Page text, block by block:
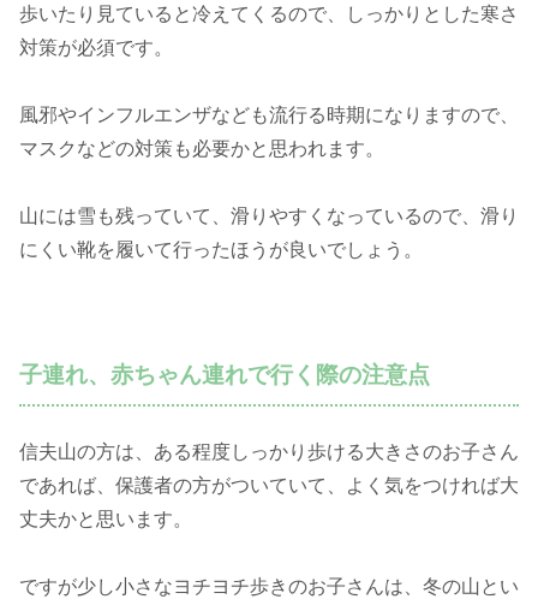
歩いたり見ていると冷えてくるので、しっかりとした寒さ
対策が必須です。
風邪やインフルエンザなども流行る時期になりますので、
マスクなどの対策も必要かと思われます。
山には雪も残っていて、滑りやすくなっているので、滑り
にくい靴を履いて行ったほうが良いでしょう。
子連れ、赤ちゃん連れで行く際の注意点
信夫山の方は、ある程度しっかり歩ける大きさのお子さん
であれば、保護者の方がついていて、よく気をつければ大
丈夫かと思います。
ですが少し小さなヨチヨチ歩きのお子さんは、冬の山とい